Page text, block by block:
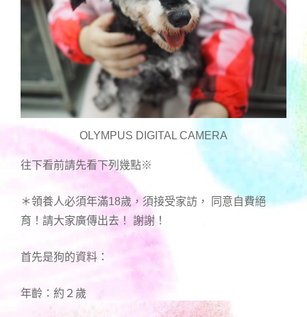
OLYMPUS DIGITAL CAMERA
往下看前請先看下列幾點※
＊領養人必須年滿18歲，須接受家訪， 同意自費絕
育！請大家廣傳出去！ 謝謝！
首先是狗的資料：
年齡：約２歲